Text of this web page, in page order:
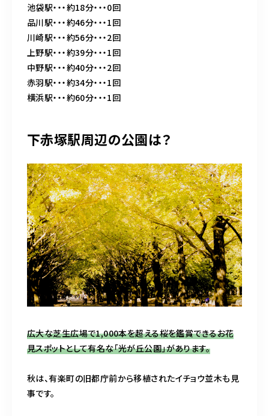
池袋駅・・・約18分・・・0回
品川駅・・・約46分・・・1回
川崎駅・・・約56分・・・2回
上野駅・・・約39分・・・1回
中野駅・・・約40分・・・2回
赤羽駅・・・約34分・・・1回
横浜駅・・・約60分・・・1回
下赤塚駅周辺の公園は？
広大な芝生広場で1,000本を超える桜を鑑賞できるお花
見スポットとして有名な「光が丘公園」があります。
秋は、有楽町の旧都庁前から移植されたイチョウ並木も見
事です。